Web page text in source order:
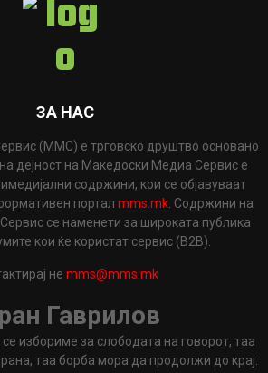
ЗА НАС
(ММС) е трговско друштво основано
дејност на Македоски Медиа Сервис е
содржини, кои се објавуваат
портал mms.mk . Содржини на
се наменети за широката публика
кои ќе користат сервис (B2B).
не mms@mms.mk
Гаврилов
избориме за слободата на говорот, таа
таа борба мора да продолжи до крај.